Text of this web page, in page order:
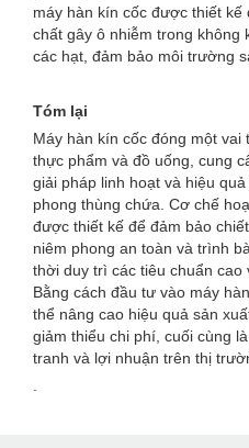
máy hàn kín cốc được thiết
chất gây ô nhiễm trong không
các hạt, đảm bảo môi trường
Tóm lại
Máy hàn kín cốc đóng một vai
thực phẩm và đồ uống, cung
giải pháp linh hoạt và hiệu
phong thùng chứa. Cơ chế
được thiết kế để đảm bảo
niêm phong an toàn và trình
thời duy trì các tiêu chuẩn cao
Bằng cách đầu tư vào máy
thể nâng cao hiệu quả sản
giảm thiểu chi phí, cuối cùng
tranh và lợi nhuận trên thị